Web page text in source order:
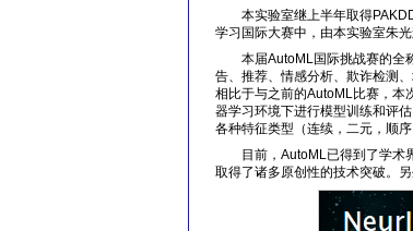
本实验室继上半年取得
学习国际大赛中，由本实验室朱
本届AutoML国际挑战赛的全
告、推荐、情感分析、欺诈检测
相比于与之前的AutoML比赛，本
器学习环境下进行模型训练和评
各种特征类型（连续，二元，顺
目前，AutoML已得到了学术
取得了诸多原创性的技术突破。